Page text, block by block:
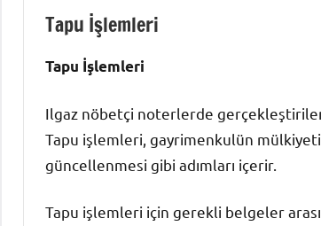
Tapu İşlemleri
Tapu İşlemleri
Ilgaz nöbetçi noterlerde
Tapu işlemleri, gayrimenkulün
güncellenmesi gibi adımları içerir.
Tapu işlemleri için gerekli belgeler